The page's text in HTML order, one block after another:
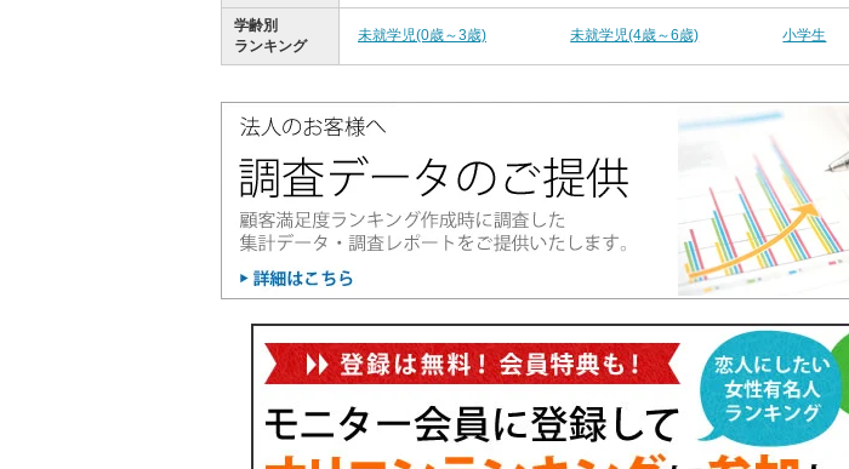
学齢別
ランキング
未就学児(0歳～3歳) 未就学児(4歳～6歳) 小学生